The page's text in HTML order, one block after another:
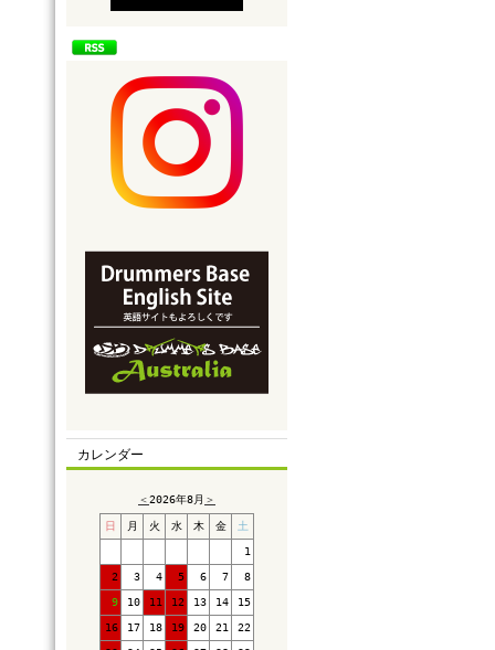
カレンダー
＜2026年8月 ＞
日 月 火 水 木 金 土
1
2 3 4 5 6 7 8
9 10 11 12 13 14 15
16 17 18 19 20 21 22